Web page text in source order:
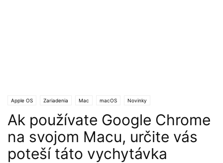
Apple OS Zariadenia Mac macOS Novinky
Ak používate Google Chrome
na svojom Macu, určite vás
poteší táto vychytávka